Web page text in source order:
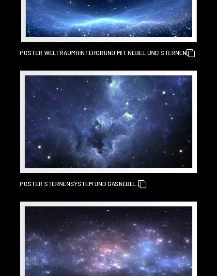
POSTER WELTRAUMHINTERGRUND MIT NEBEL UND STERNEN
POSTER STERNENSYSTEM UND GASNEBEL.